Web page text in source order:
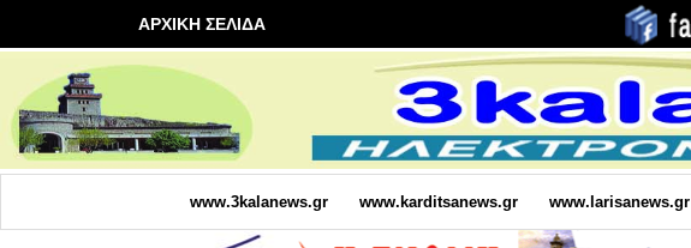
ΑΡΧΙΚΗ ΣΕΛΙΔΑ
www.3kalanews.gr www.karditsanews.gr www.larisanews.gr